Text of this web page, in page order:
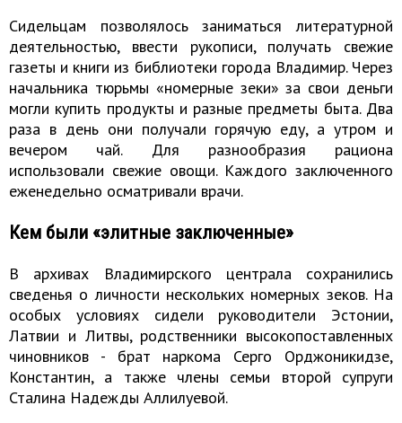
Сидельцам позволялось заниматься литературной
деятельностью, ввести рукописи, получать свежие
газеты и книги из библиотеки города Владимир. Через
начальника тюрьмы «номерные зеки» за свои деньги
могли купить продукты и разные предметы быта. Два
раза в день они получали горячую еду, а утром и
вечером чай. Для разнообразия рациона
использовали свежие овощи. Каждого заключенного
еженедельно осматривали врачи.
Кем были «элитные заключенные»
В архивах Владимирского централа сохранились
сведенья о личности нескольких номерных зеков. На
особых условиях сидели руководители Эстонии,
Латвии и Литвы, родственники высокопоставленных
чиновников - брат наркома Серго Орджоникидзе,
Константин, а также члены семьи второй супруги
Сталина Надежды Аллилуевой.